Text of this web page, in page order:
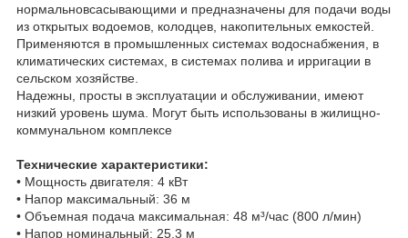
нормальновсасывающими и предназначены для подачи воды
из открытых водоемов, колодцев, накопительных емкостей.
Применяются в промышленных системах водоснабжения, в
климатических системах, в системах полива и ирригации в
сельском хозяйстве.
Надежны, просты в эксплуатации и обслуживании, имеют
низкий уровень шума. Могут быть использованы в жилищно-
коммунальном комплексе
Технические характеристики:
• Мощность двигателя: 4 кВт
• Напор максимальный: 36 м
• Объемная подача максимальная: 48 м³/час (800 л/мин)
• Напор номинальный: 25,3 м